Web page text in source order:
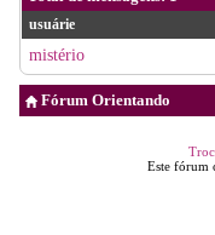
usuárie
mistério
Fórum Orientando
Este fórum